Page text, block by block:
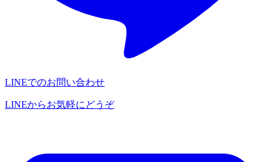
LINEでのお問い合わせ
LINEからお気軽にどうぞ